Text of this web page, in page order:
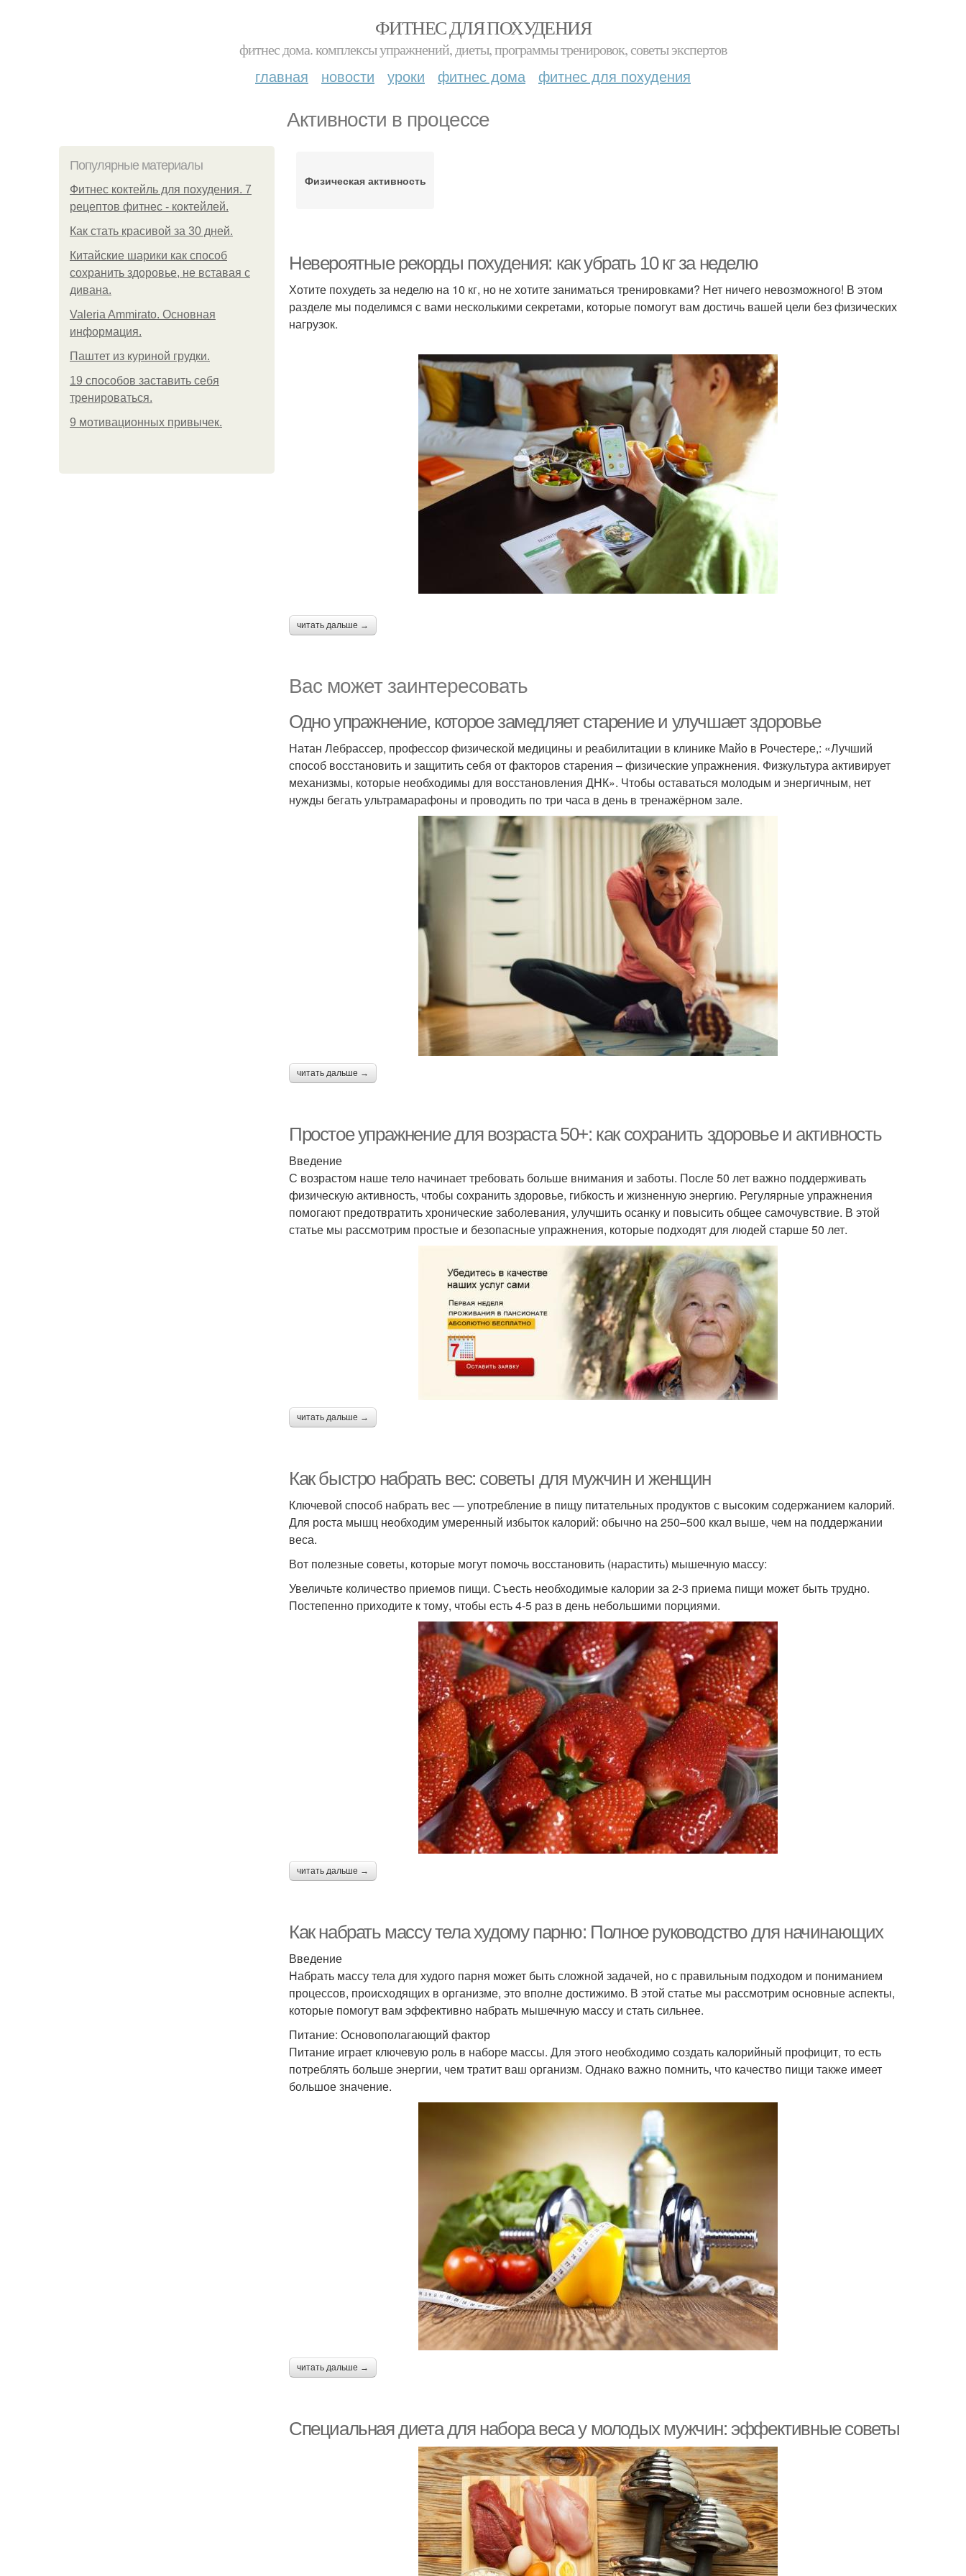
ФИТНЕС ДЛЯ ПОХУДЕНИЯ
фитнес дома. комплексы упражнений, диеты, программы тренировок, советы экспертов
главная новости уроки фитнес дома фитнес для похудения
Активности в процессе
Популярные материалы
Фитнес коктейль для похудения. 7
рецептов фитнес - коктейлей.
Как стать красивой за 30 дней.
Китайские шарики как способ
сохранить здоровье, не вставая с
дивана.
Valeria Ammirato. Основная
информация.
Паштет из куриной грудки.
19 способов заставить себя
тренироваться.
9 мотивационных привычек.
Физическая активность
Невероятные рекорды похудения: как убрать 10 кг за неделю
Хотите похудеть за неделю на 10 кг, но не хотите заниматься тренировками? Нет ничего невозможного! В этом
разделе мы поделимся с вами несколькими секретами, которые помогут вам достичь вашей цели без физических
нагрузок.
читать дальше →
Вас может заинтересовать
Одно упражнение, которое замедляет старение и улучшает здоровье
Натан Лебрассер, профессор физической медицины и реабилитации в клинике Майо в Рочестере,: «Лучший
способ восстановить и защитить себя от факторов старения – физические упражнения. Физкультура активирует
механизмы, которые необходимы для восстановления ДНК». Чтобы оставаться молодым и энергичным, нет
нужды бегать ультрамарафоны и проводить по три часа в день в тренажёрном зале.
читать дальше →
Простое упражнение для возраста 50+: как сохранить здоровье и активность
Введение
С возрастом наше тело начинает требовать больше внимания и заботы. После 50 лет важно поддерживать
физическую активность, чтобы сохранить здоровье, гибкость и жизненную энергию. Регулярные упражнения
помогают предотвратить хронические заболевания, улучшить осанку и повысить общее самочувствие. В этой
статье мы рассмотрим простые и безопасные упражнения, которые подходят для людей старше 50 лет.
читать дальше →
Как быстро набрать вес: советы для мужчин и женщин
Ключевой способ набрать вес — употребление в пищу питательных продуктов с высоким содержанием калорий.
Для роста мышц необходим умеренный избыток калорий: обычно на 250–500 ккал выше, чем на поддержании
веса.
Вот полезные советы, которые могут помочь восстановить (нарастить) мышечную массу:
Увеличьте количество приемов пищи. Съесть необходимые калории за 2-3 приема пищи может быть трудно.
Постепенно приходите к тому, чтобы есть 4-5 раз в день небольшими порциями.
читать дальше →
Как набрать массу тела худому парню: Полное руководство для начинающих
Введение
Набрать массу тела для худого парня может быть сложной задачей, но с правильным подходом и пониманием
процессов, происходящих в организме, это вполне достижимо. В этой статье мы рассмотрим основные аспекты,
которые помогут вам эффективно набрать мышечную массу и стать сильнее.
Питание: Основополагающий фактор
Питание играет ключевую роль в наборе массы. Для этого необходимо создать калорийный профицит, то есть
потреблять больше энергии, чем тратит ваш организм. Однако важно помнить, что качество пищи также имеет
большое значение.
читать дальше →
Специальная диета для набора веса у молодых мужчин: эффективные советы